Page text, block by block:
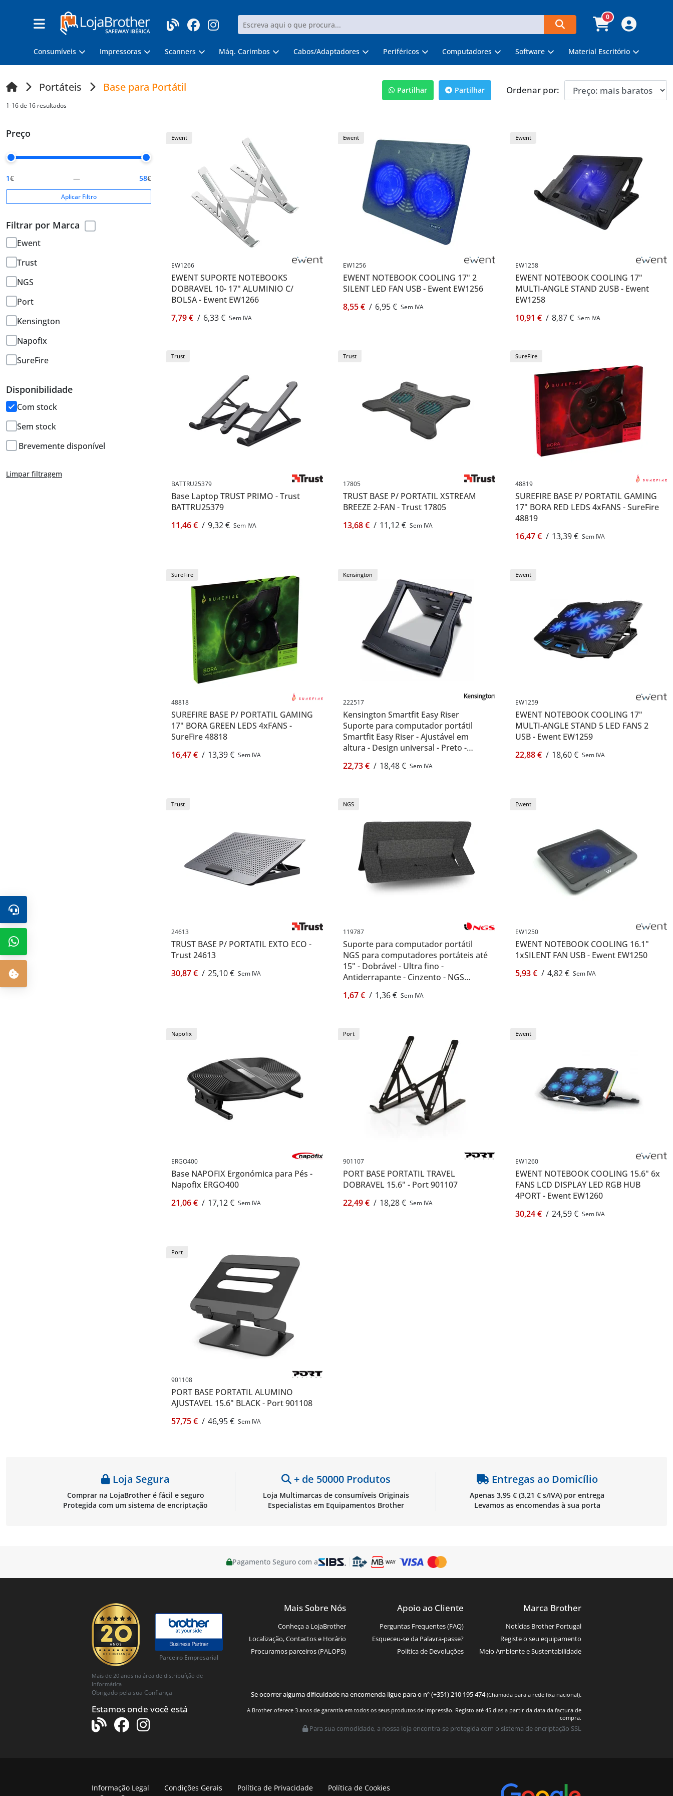
0
Consumíveis Impressoras Scanners Máq. Carimbos Cabos/Adaptadores Periféricos Computadores Software Material Escritório
Portáteis Base para Portátil
1-16 de 16 resultados
Partilhar Partilhar Ordenar por:
Preço
1€ — 58€
Aplicar Filtro
Filtrar por Marca
Ewent
Trust
NGS
Port
Kensington
Napofix
SureFire
Disponibilidade
Com stock
Sem stock
Brevemente disponível
Limpar filtragem
Ewent
EW1266
EWENT SUPORTE NOTEBOOKS
DOBRAVEL 10- 17" ALUMINIO C/
BOLSA - Ewent EW1266
7,79 € / 6,33 € Sem IVA
Ewent
EW1256
EWENT NOTEBOOK COOLING 17" 2
SILENT LED FAN USB - Ewent EW1256
8,55 € / 6,95 € Sem IVA
Ewent
EW1258
EWENT NOTEBOOK COOLING 17"
MULTI-ANGLE STAND 2USB - Ewent
EW1258
10,91 € / 8,87 € Sem IVA
Trust
BATTRU25379
Base Laptop TRUST PRIMO - Trust
BATTRU25379
11,46 € / 9,32 € Sem IVA
Trust
17805
TRUST BASE P/ PORTATIL XSTREAM
BREEZE 2-FAN - Trust 17805
13,68 € / 11,12 € Sem IVA
SureFire
48819
SUREFIRE BASE P/ PORTATIL GAMING
17" BORA RED LEDS 4xFANS - SureFire
48819
16,47 € / 13,39 € Sem IVA
SureFire
48818
SUREFIRE BASE P/ PORTATIL GAMING
17" BORA GREEN LEDS 4xFANS -
SureFire 48818
16,47 € / 13,39 € Sem IVA
Kensington
222517
Kensington Smartfit Easy Riser
Suporte para computador portátil
Smartfit Easy Riser - Ajustável em
altura - Design universal - Preto -
22,73 € / 18,48 € Sem IVA
Ewent
EW1259
EWENT NOTEBOOK COOLING 17"
MULTI-ANGLE STAND 5 LED FANS 2
USB - Ewent EW1259
22,88 € / 18,60 € Sem IVA
Trust
24613
TRUST BASE P/ PORTATIL EXTO ECO -
Trust 24613
30,87 € / 25,10 € Sem IVA
NGS
119787
Suporte para computador portátil
NGS para computadores portáteis até
15" - Dobrável - Ultra fino -
Antiderrapante - Cinzento - NGS
1,67 € / 1,36 € Sem IVA
Ewent
EW1250
EWENT NOTEBOOK COOLING 16.1"
1xSILENT FAN USB - Ewent EW1250
5,93 € / 4,82 € Sem IVA
Napofix
ERGO400
Base NAPOFIX Ergonómica para Pés -
Napofix ERGO400
21,06 € / 17,12 € Sem IVA
Port
901107
PORT BASE PORTATIL TRAVEL
DOBRAVEL 15.6" - Port 901107
22,49 € / 18,28 € Sem IVA
Ewent
EW1260
EWENT NOTEBOOK COOLING 15.6" 6x
FANS LCD DISPLAY LED RGB HUB
4PORT - Ewent EW1260
30,24 € / 24,59 € Sem IVA
Port
901108
PORT BASE PORTATIL ALUMINO
AJUSTAVEL 15.6" BLACK - Port 901108
57,75 € / 46,95 € Sem IVA
Loja Segura
Comprar na LojaBrother é fácil e seguro
Protegida com um sistema de encriptação
+ de 50000 Produtos
Loja Multimarcas de consumíveis Originais
Especialistas em Equipamentos Brother
Entregas ao Domicílio
Apenas 3,95 € (3,21 € s/IVA) por entrega
Levamos as encomendas à sua porta
Pagamento Seguro com a
Parceiro Empresarial
Mais de 20 anos na área de distribuíção de
Informática
Obrigado pela sua Confiança
Estamos onde você está
Mais Sobre Nós
Conheça a LojaBrother
Localização, Contactos e Horário
Procuramos parceiros (PALOPS)
Apoio ao Cliente
Perguntas Frequentes (FAQ)
Esqueceu-se da Palavra-passe?
Política de Devoluções
Marca Brother
Notícias Brother Portugal
Registe o seu equipamento
Meio Ambiente e Sustentabilidade
Se ocorrer alguma dificuldade na encomenda ligue para o nº (+351) 210 195 474(Chamada para a rede fixa nacional).
A Brother oferece 3 anos de garantia em todos os seus produtos de impressão. Registo até 45 dias a partir da data da factura de
compra.
Para sua comodidade, a nossa loja encontra-se protegida com o sistema de encriptação SSL
Informação Legal Condições Gerais Política de Privacidade
Política de Cookies